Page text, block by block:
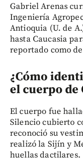
Gabriel Arenas
Ingeniería
Antioquia (U. de
hasta Caucasia
reportado como
¿Cómo
el cuerpo de
El cuerpo fue
Silencio cubierto
reconoció su
realizó la Sijín y
huellas dactilares.